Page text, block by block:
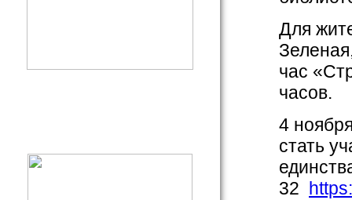
Для
час
часов.
4
стать
32